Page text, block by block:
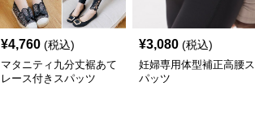
¥4,760 (税込)
マタニティ九分丈裾あて
レース付きスパッツ
¥3,080 (税込)
妊婦専用体型補正高腰ス
パッツ